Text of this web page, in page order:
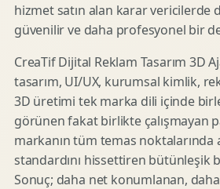
hizmet satın alan karar vericilerde
güvenilir ve daha profesyonel bir
CreaTif Dijital Reklam Tasarım 3D
tasarım, UI/UX, kurumsal kimlik,
3D üretimi tek marka dili içinde
görünen fakat birlikte çalışmayan
markanın tüm temas noktalarında
standardını hissettiren bütünleşik
Sonuç; daha net konumlanan,